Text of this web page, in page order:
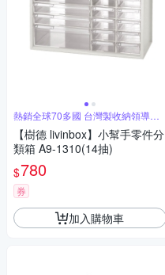
熱銷全球70多國 台灣製收納領導品
牌
【樹德 livinbox】小幫手零件分
類箱 A9-1310(14抽)
$780
券
加入購物車